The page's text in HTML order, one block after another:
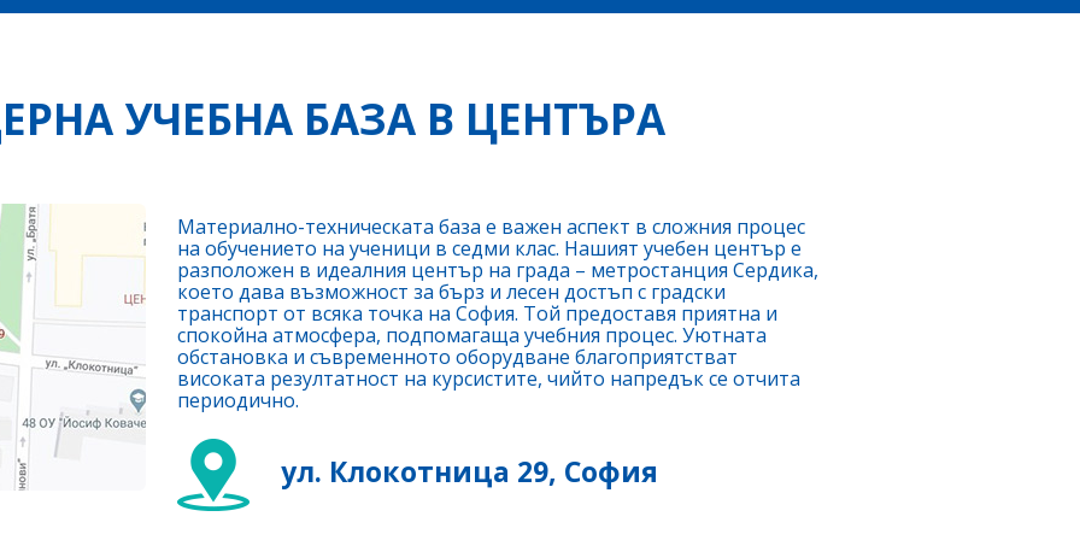
УЧЕБНА БАЗА В ЦЕНТЪРА
Материално-техническата база е важен аспект в сложния процес
на обучението на ученици в седми клас. Нашият учебен център е
разположен в идеалния център на града – метростанция Сердика,
което дава възможност за бърз и лесен достъп с градски
транспорт от всяка точка на София. Той предоставя приятна и
спокойна атмосфера, подпомагаща учебния процес. Уютната
обстановка и съвременното оборудване благоприятстват
високата резултатност на курсистите, чийто напредък се отчита
периодично.
ул. Клокотница 29, София